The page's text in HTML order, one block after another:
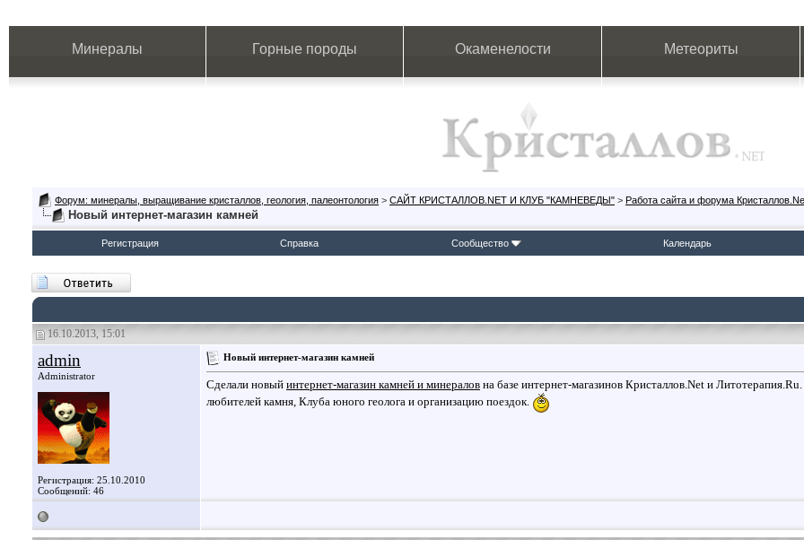
Минералы Горные породы Окаменелости Метеориты
Форум: минералы, выращивание кристаллов, геология, палеонтология > САЙТ КРИСТАЛЛОВ.NET И КЛУБ "КАМНЕВЕДЫ" > Работа сайта и форума
Новый интернет-магазин камней
Регистрация Справка Сообщество Календарь
16.10.2013, 15:01
admin
Administrator
Регистрация: 25.10.2010
Сообщений: 46
Новый интернет-магазин камней
Сделали новый интернет-магазин камней и минералов на базе интернет-магазинов Кристаллов.Net и
любителей камня, Клуба юного геолога и организацию поездок.